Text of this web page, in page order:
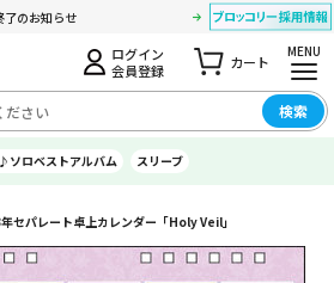
了のお知らせ
ログイン
会員登録
カート
MENU
検索
ソロベストアルバム スリーブ
セパレート卓上カレンダー「Holy Veil」